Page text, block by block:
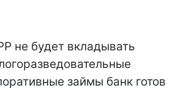
не будет вкладывать
займы банк готов